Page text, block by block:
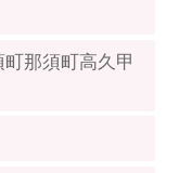
グ那須町高久甲